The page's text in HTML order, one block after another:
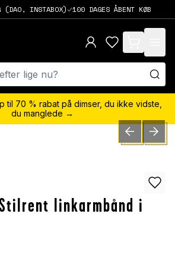
(DAO, INSTABOX) 100 DAGES ÅBENT KØB
items in cart,
til 70 % rabat på dimser, du ikke vidste,
du manglede →
PREVIOUSNEXT
linkarmbånd i